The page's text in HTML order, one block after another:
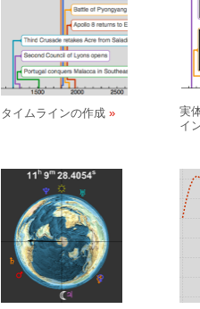
タイムラインの作成
実
イ